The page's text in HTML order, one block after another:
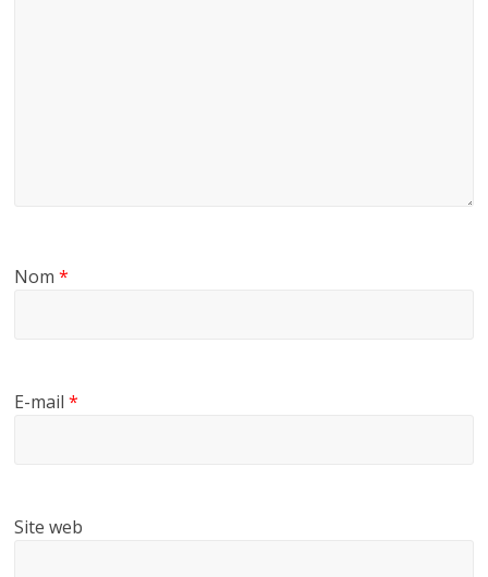
Nom*
E-mail*
Site web